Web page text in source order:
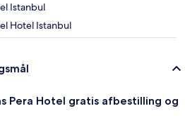
Istanbul
Hotel Istanbul
Pera Hotel gratis afbestilling og